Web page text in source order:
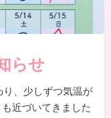
らせ
り、少しずつ気温が
近づいてきました